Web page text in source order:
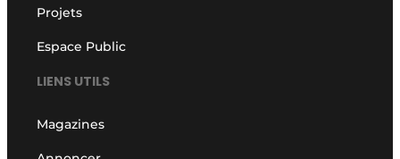
Projets
Espace Public
LIENS UTILS
Magazines